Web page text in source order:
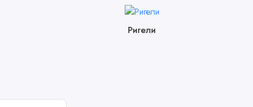
Ригели